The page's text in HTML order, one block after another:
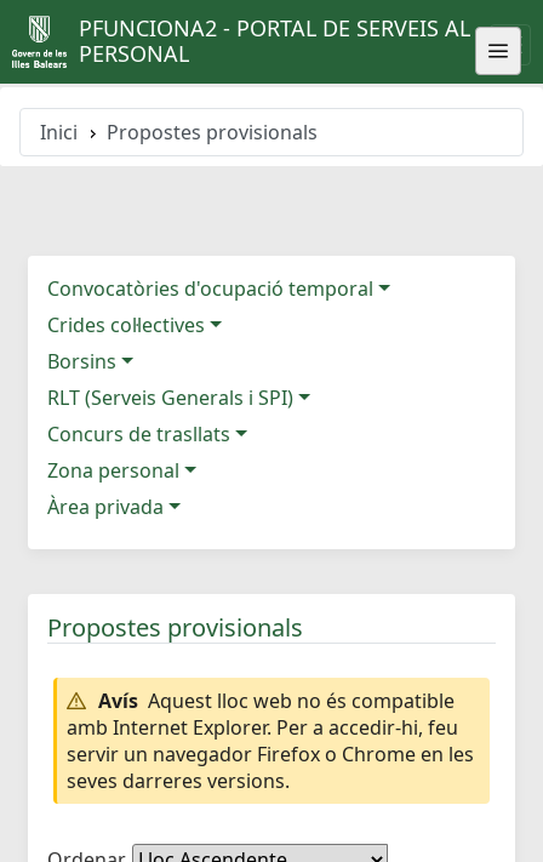
PFUNCIONA2 - PORTAL DE SERVEIS AL
PERSONAL
Inici Propostes provisionals
Convocatòries d'ocupació temporal
Crides col·lectives
Borsins
RLT (Serveis Generals i SPI)
Concurs de trasllats
Zona personal
Àrea privada
Propostes provisionals
Avís Aquest lloc web no és compatible
amb Internet Explorer. Per a accedir-hi, feu
servir un navegador Firefox o Chrome en les
seves darreres versions.